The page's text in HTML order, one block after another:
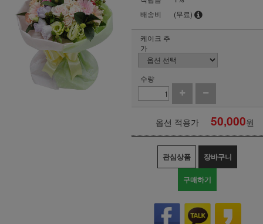
배송비
(무료)
케이크 추
가
수량
옵션 적용가 50,000원
관심상품 장바구니
구매하기